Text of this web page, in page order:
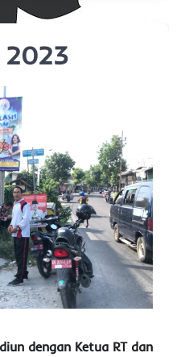
dengan Ketua RT dan